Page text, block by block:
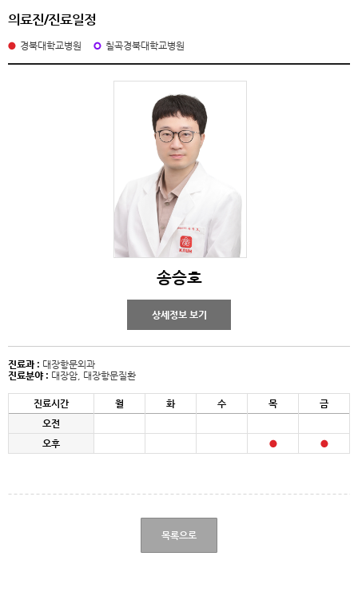
의료진/진료일정
경북대학교병원 칠곡경북대학교병원
송승호
상세정보 보기
진료과 : 대장항문외과
진료분야 : 대장암, 대장항문질환
진료시간 월 화 수 목
금
오전
오후
목록으로